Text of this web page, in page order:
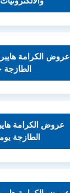
عروض الكرامة
الطازجة حتى 9
عروض الكرامة
الطازجة يومي 4 و 5